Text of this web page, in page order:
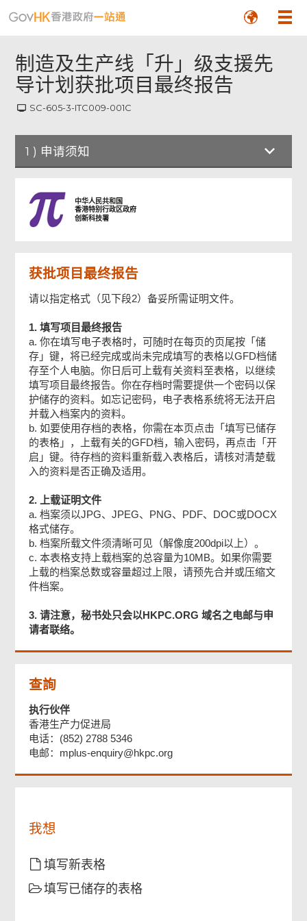
制造及生产线「升」级支援先
导计划获批项目最终报告
SC-605-3-ITC009-001C
1 ) 申请须知
申请须知
甲部：项目详情
乙部：项目资料
丙部：提交报价／标书
丁部：声明
戊部：附件
检查及确认
确认通知书
中华人民共和国
香港特别行政区政府
创新科技署
获批项目最终报告
请以指定格式（见下段2）备妥所需证明文件。
1. 填写项目最终报告
a. 你在填写电子表格时，可随时在每页的页尾按「储
存」键，将已经完成或尚未完成填写的表格以GFD档储
存至个人电脑。你日后可上载有关资料至表格，以继续
填写项目最终报告。你在存档时需要提供一个密码以保
护储存的资料。如忘记密码，电子表格系统将无法开启
并载入档案内的资料。
b. 如要使用存档的表格，你需在本页点击「填写已储存
的表格」，上载有关的GFD档，输入密码，再点击「开
启」键。待存档的资料重新载入表格后，请核对清楚载
入的资料是否正确及适用。
2. 上载证明文件
a. 档案须以JPG、JPEG、PNG、PDF、DOC或DOCX
格式储存。
b. 档案所载文件须清晰可见（解像度200dpi以上）。
c. 本表格支持上载档案的总容量为10MB。如果你需要
上载的档案总数或容量超过上限，请预先合并或压缩文
件档案。
3. 请注意，秘书处只会以HKPC.ORG 域名之电邮与申
请者联络。
查詢
执行伙伴
香港生产力促进局
电话：(852) 2788 5346
电邮：mplus-enquiry@hkpc.org
我想
填写新表格
填写已储存的表格